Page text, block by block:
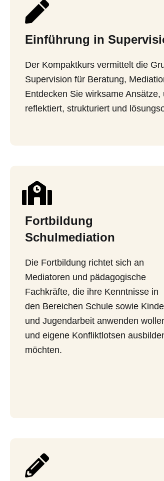
Einführung in
Der Kompaktkurs vermittelt die
Supervision für Beratung,
Entdecken Sie wirksame
reflektiert, strukturiert und
Fortbildung
Schulmediation
Die Fortbildung richtet sich an
Mediatoren und pädagogische
Fachkräfte, die ihre Kenntnisse in
den Bereichen Schule sowie
und Jugendarbeit anwenden
und eigene Konfliktlotsen
möchten.